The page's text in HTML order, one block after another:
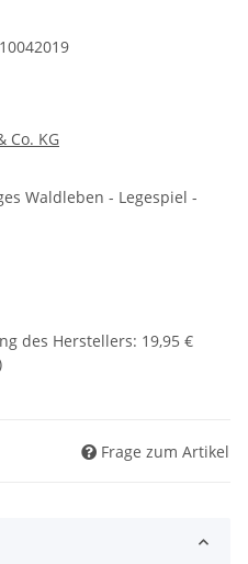
Co. KG
Waldleben - Legespiel -
des Herstellers: 19,95 €
Frage zum Artikel